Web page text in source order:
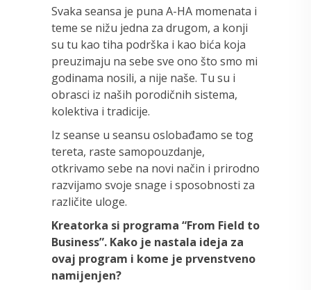
Svaka seansa je puna A-HA momenata i
teme se nižu jedna za drugom, a konji
su tu kao tiha podrška i kao bića koja
preuzimaju na sebe sve ono što smo mi
godinama nosili, a nije naše. Tu su i
obrasci iz naših porodičnih sistema,
kolektiva i tradicije.
Iz seanse u seansu oslobađamo se tog
tereta, raste samopouzdanje,
otkrivamo sebe na novi način i prirodno
razvijamo svoje snage i sposobnosti za
različite uloge.
Kreatorka si programa “From Field to
Business”. Kako je nastala ideja za
ovaj program i kome je prvenstveno
namijenjen?